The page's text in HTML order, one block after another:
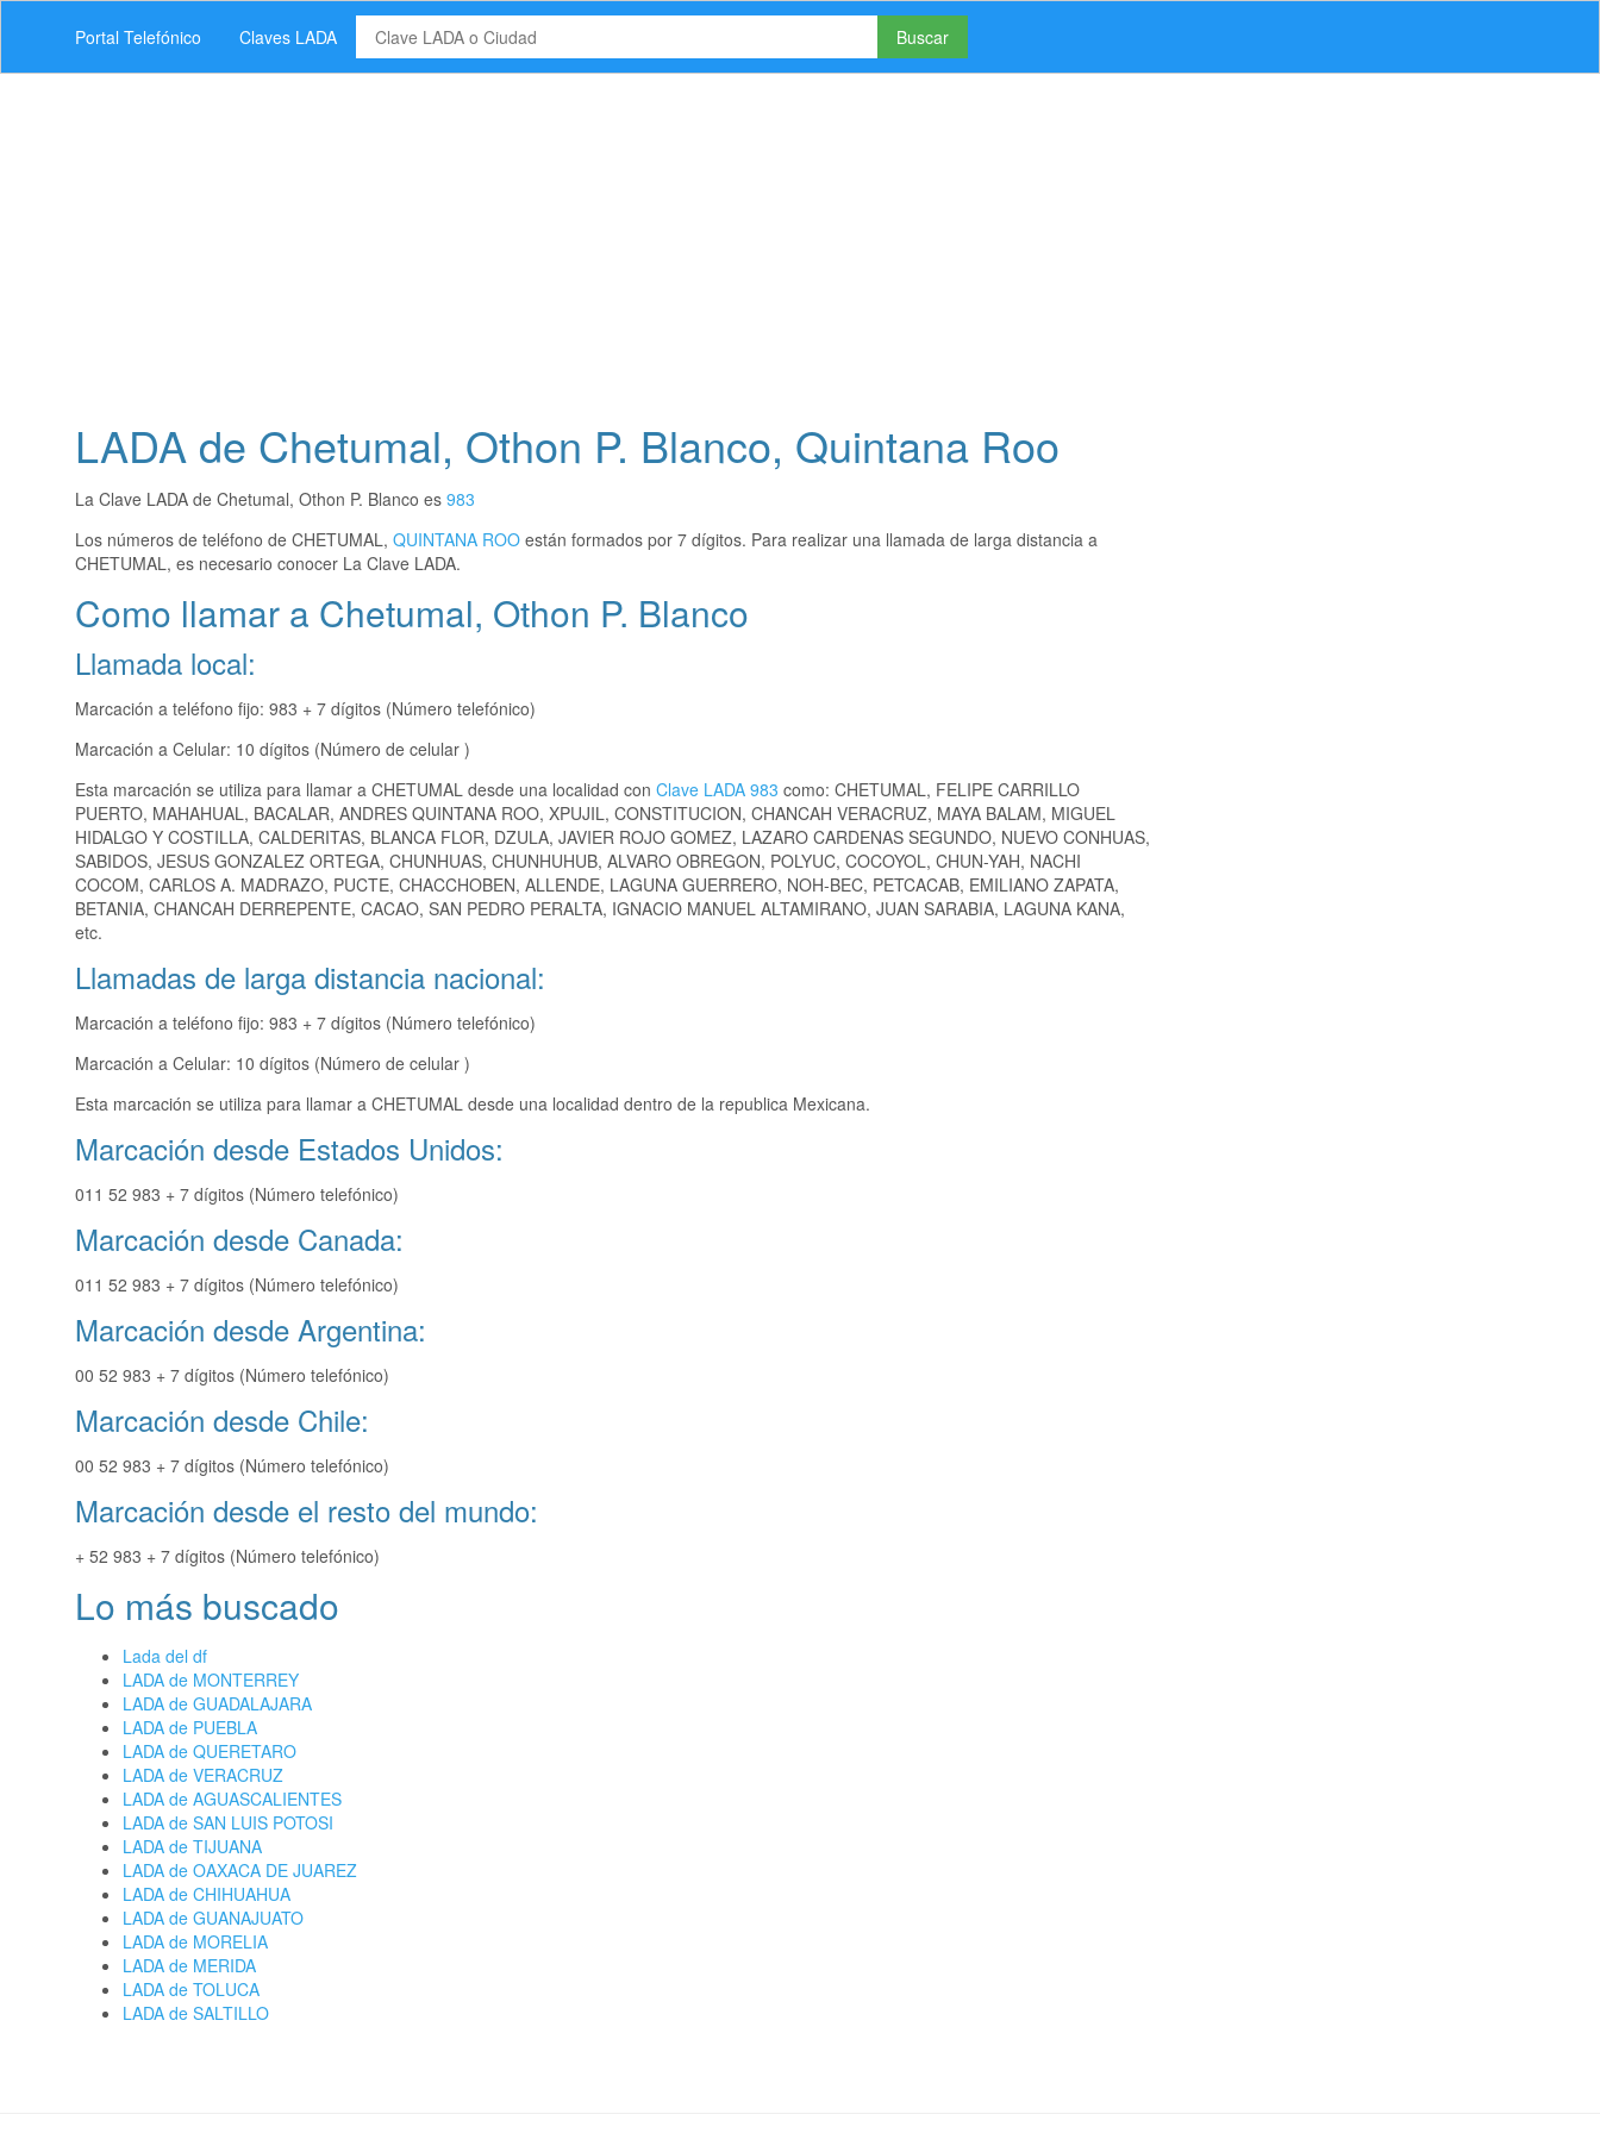
Portal Telefónico Claves LADA Buscar
LADA de Chetumal, Othon P. Blanco, Quintana Roo
La Clave LADA de Chetumal, Othon P. Blanco es 983
Los números de teléfono de CHETUMAL, QUINTANA ROO están formados por 7 dígitos. Para realizar una llamada de larga distancia a
CHETUMAL, es necesario conocer La Clave LADA.
Como llamar a Chetumal, Othon P. Blanco
Llamada local:
Marcación a teléfono fijo: 983 + 7 dígitos (Número telefónico)
Marcación a Celular: 10 dígitos (Número de celular )
Esta marcación se utiliza para llamar a CHETUMAL desde una localidad con Clave LADA 983 como: CHETUMAL, FELIPE CARRILLO
PUERTO, MAHAHUAL, BACALAR, ANDRES QUINTANA ROO, XPUJIL, CONSTITUCION, CHANCAH VERACRUZ, MAYA BALAM, MIGUEL
HIDALGO Y COSTILLA, CALDERITAS, BLANCA FLOR, DZULA, JAVIER ROJO GOMEZ, LAZARO CARDENAS SEGUNDO, NUEVO CONHUAS,
SABIDOS, JESUS GONZALEZ ORTEGA, CHUNHUAS, CHUNHUHUB, ALVARO OBREGON, POLYUC, COCOYOL, CHUN-YAH, NACHI
COCOM, CARLOS A. MADRAZO, PUCTE, CHACCHOBEN, ALLENDE, LAGUNA GUERRERO, NOH-BEC, PETCACAB, EMILIANO ZAPATA,
BETANIA, CHANCAH DERREPENTE, CACAO, SAN PEDRO PERALTA, IGNACIO MANUEL ALTAMIRANO, JUAN SARABIA, LAGUNA KANA,
etc.
Llamadas de larga distancia nacional:
Marcación a teléfono fijo: 983 + 7 dígitos (Número telefónico)
Marcación a Celular: 10 dígitos (Número de celular )
Esta marcación se utiliza para llamar a CHETUMAL desde una localidad dentro de la republica Mexicana.
Marcación desde Estados Unidos:
011 52 983 + 7 dígitos (Número telefónico)
Marcación desde Canada:
011 52 983 + 7 dígitos (Número telefónico)
Marcación desde Argentina:
00 52 983 + 7 dígitos (Número telefónico)
Marcación desde Chile:
00 52 983 + 7 dígitos (Número telefónico)
Marcación desde el resto del mundo:
+ 52 983 + 7 dígitos (Número telefónico)
Lo más buscado
Lada del df
LADA de MONTERREY
LADA de GUADALAJARA
LADA de PUEBLA
LADA de QUERETARO
LADA de VERACRUZ
LADA de AGUASCALIENTES
LADA de SAN LUIS POTOSI
LADA de TIJUANA
LADA de OAXACA DE JUAREZ
LADA de CHIHUAHUA
LADA de GUANAJUATO
LADA de MORELIA
LADA de MERIDA
LADA de TOLUCA
LADA de SALTILLO